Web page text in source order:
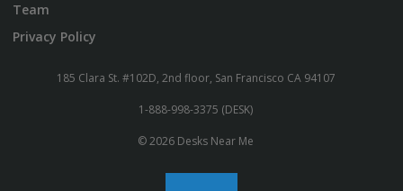
Team
Privacy Policy
185 Clara St. #102D, 2nd floor, San Francisco CA 94107
1-888-998-3375 (DESK)
© 2026 Desks Near Me